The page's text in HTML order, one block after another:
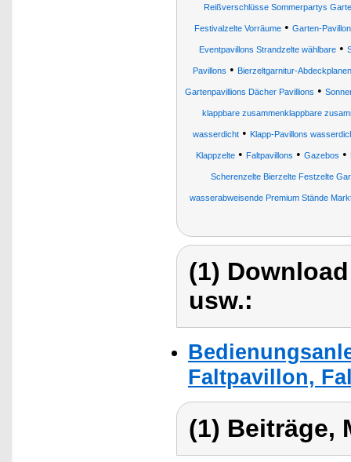
Reißverschlüsse Sommerpartys
Festivalzelte Vorräume• Garten-
Eventpavillons Strandzelte wählbare •
Pavillons • Bierzeltgarnitur-Abdeckplanen
Gartenpavillions Dächer Pavillions •
klappbare zusammenklappbare
wasserdicht• Klapp-Pavillons
Klappzelte• Faltpavillons • Gazebos •
Scherenzelte Bierzelte Festzelte
wasserabweisende Premium Stände
(1)
usw.:
Faltpavillon,
(1) Beiträge,